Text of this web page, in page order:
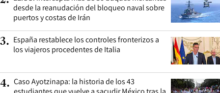
desde la reanudación del bloqueo naval sobre
puertos y costas de Irán
3. España restablece los controles fronterizos a
los viajeros procedentes de Italia
4. Caso Ayotzinapa: la historia de los 43